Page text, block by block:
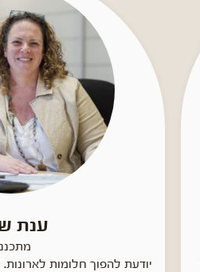
ענת
יודעת להפוך חלומות